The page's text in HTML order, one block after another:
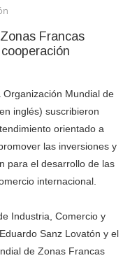
Francas
Mundial de
inglés) suscribieron
orientado a
las inversiones y
para el desarrollo de las
internacional.
Industria, Comercio y
Sanz Lovatón y el
de Zonas Francas